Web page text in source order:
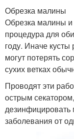
Обрезка малины
Обрезка малины и
процедура для
году. Иначе
могут потерять
сухих ветках
Проводят эти
острым
дезинфицировать
заболевания от